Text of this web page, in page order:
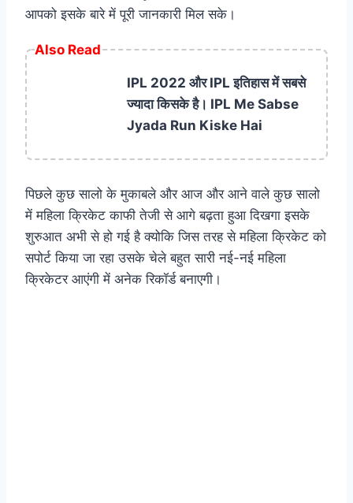
आपको इसके बारे में पूरी जानकारी मिल सके।
Also Read
IPL 2022 और IPL इतिहास में सबसे
ज्यादा किसके है। IPL Me Sabse
Jyada Run Kiske Hai
पिछले कुछ सालो के मुकाबले और आज और आने वाले कुछ सालो
में महिला क्रिकेट काफी तेजी से आगे बढ़ता हुआ दिखगा इसके
शुरुआत अभी से हो गई है क्योकि जिस तरह से महिला क्रिकेट को
सपोर्ट किया जा रहा उसके चेले बहुत सारी नई-नई महिला
क्रिकेटर आएंगी में अनेक रिकॉर्ड बनाएगी।